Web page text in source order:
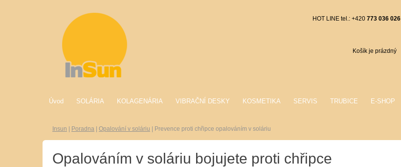
HOT LINE tel.: +420 773 036 026
Košík je prázdný
Úvod SOLÁRIA KOLAGENÁRIA VIBRAČNÍ DESKY KOSMETIKA SERVIS TRUBICE E-SHOP
Insun Poradna Opalování v soláriu Prevence proti chřipce opalováním v soláriu
Opalováním v soláriu bojujete proti chřipce